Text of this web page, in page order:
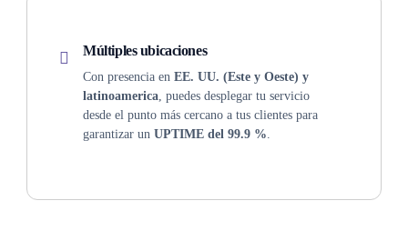
Múltiples ubicaciones
Con presencia enEE. UU. (Este y Oeste) y
latinoamerica , puedes desplegar tu servicio
desde el punto más cercano a tus clientes para
garantizar unUPTIME del 99.9 %